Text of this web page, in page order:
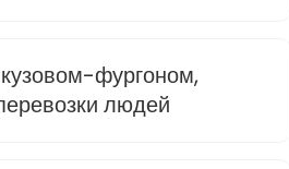
фургоном,
людей